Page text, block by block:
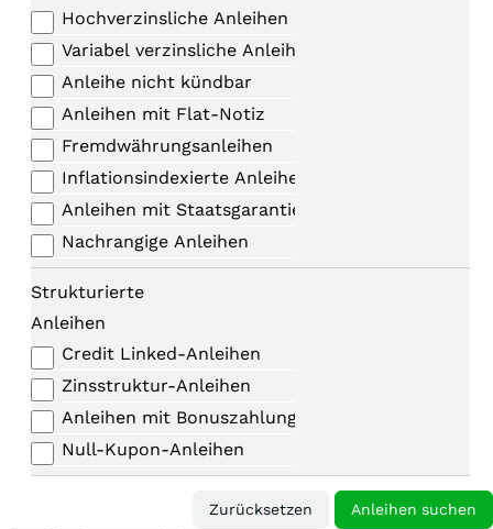
Hochverzinsliche Anleihen
Variabel verzinsliche Anleihen
Anleihe nicht kündbar
Anleihen mit Flat-Notiz
Fremdwährungsanleihen
Inflationsindexierte Anleihen
Anleihen mit Staatsgarantie
Nachrangige Anleihen
Strukturierte
Anleihen
Credit Linked-Anleihen
Zinsstruktur-Anleihen
Anleihen mit Bonuszahlungen
Null-Kupon-Anleihen